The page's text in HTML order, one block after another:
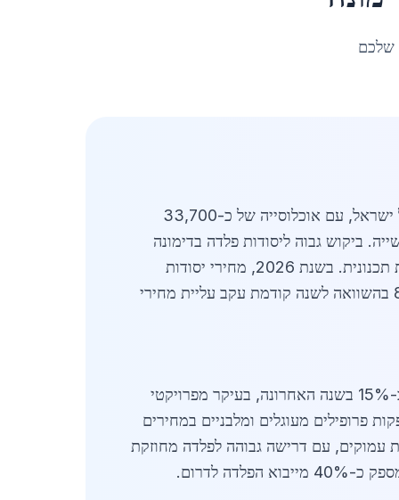
שלכם
מעודכן לאפריל 2026. יסודות פלדה בדימונה מהווים חלק מרכזי בתעשיית הבנייה והתשתיות באזור הדרום של ישראל, עם אוכלוסייה של כ-33,700
ביקוש גבוה ליסודות פלדה בדימונה
נובע מצורך חזק בבנייני מגורים, מבנים תעשייתיים ומבני ציבור, כאשר הפלדה מספקת יציבות, עמידות וגמישות תכנונית. בשנת 2026, מחירי יסודות
הפלדה בדימונה נעים בין 4,500 ל-7,200 ש"ח לטון, תלוי בסוג הפרופיל ובאיכות החומר, עם עלייה של כ-8% בהשוואה לשנה קודמת עקב עליית מחירי
שוק יסודות פלדה בדימונה משקף את הדינמיקה של אזור הנגב, עם דגש על תעשייה כימית ומזון. הביקוש גדל ב-15% בשנה האחרונה, בעיקר מפרויקטי
פרופילים מעוגלים ומלבניים במחירים
עמוקים, עם דרישה גבוהה לפלדה מחוזקת
לדרום.